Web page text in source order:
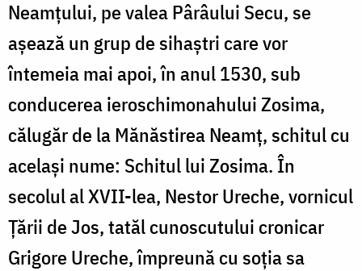
Neamțului, pe valea Pârâului Secu, se
așează un grup de sihaștri care vor
întemeia mai apoi, în anul 1530, sub
conducerea ieroschimonahului Zosima,
călugăr de la Mănăstirea Neamț, schitul cu
același nume: Schitul lui Zosima. În
secolul al XVII-lea, Nestor Ureche, vornicul
Țării de Jos, tatăl cunoscutului cronicar
Grigore Ureche, împreună cu soția sa